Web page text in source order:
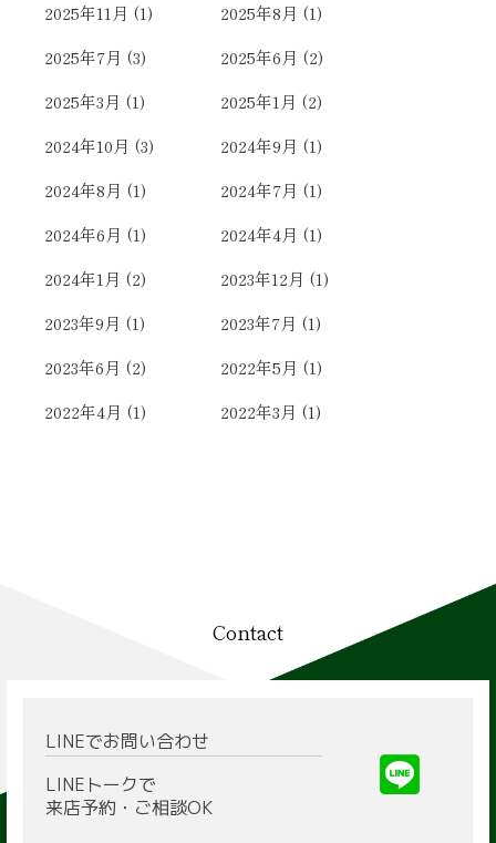
2025年11月 (1) 2025年8月 (1)
2025年7月 (3) 2025年6月 (2)
2025年3月 (1) 2025年1月 (2)
2024年10月 (3) 2024年9月 (1)
2024年8月 (1) 2024年7月 (1)
2024年6月 (1) 2024年4月 (1)
2024年1月 (2) 2023年12月 (1)
2023年9月 (1) 2023年7月 (1)
2023年6月 (2) 2022年5月 (1)
2022年4月 (1) 2022年3月 (1)
Contact
LINEでお問い合わせ
LINEトークで
来店予約・ご相談OK